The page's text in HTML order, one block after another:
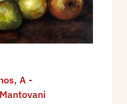
, A -